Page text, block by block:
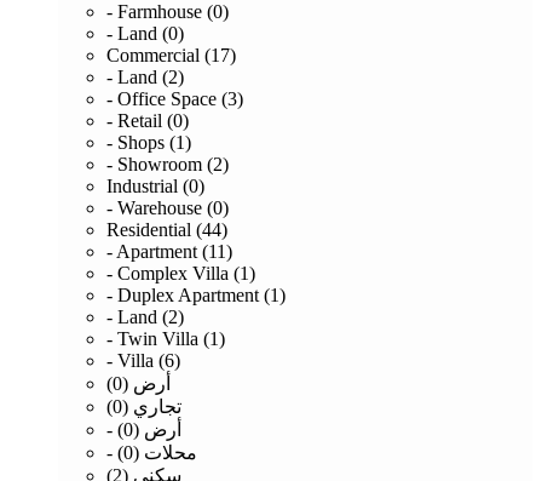
- Farmhouse (0)
- Land (0)
Commercial (17)
- Land (2)
- Office Space (3)
- Retail (0)
- Shops (1)
- Showroom (2)
Industrial (0)
- Warehouse (0)
Residential (44)
- Apartment (11)
- Complex Villa (1)
- Duplex Apartment (1)
- Land (2)
- Twin Villa (1)
- Villa (6)
أرض (0)
تجاري (0)
- أرض (0)
- محلات (0)
سكني (2)